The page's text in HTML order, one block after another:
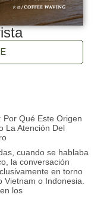
Por Qué Este Origen
La Atención Del
cuando se hablaba
la conversación
en torno
Vietnam o Indonesia.
los